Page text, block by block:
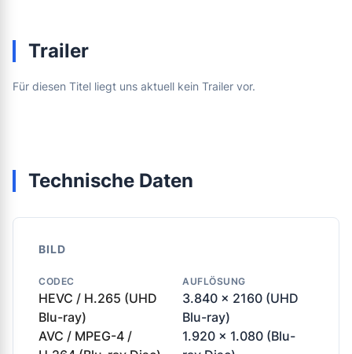
Trailer
Für diesen Titel liegt uns aktuell kein Trailer vor.
Technische Daten
BILD
CODEC
HEVC / H.265 (UHD
Blu-ray)
AVC / MPEG-4 /
AUFLÖSUNG
3.840 x 2160 (UHD
Blu-ray)
1.920 x 1.080 (Blu-